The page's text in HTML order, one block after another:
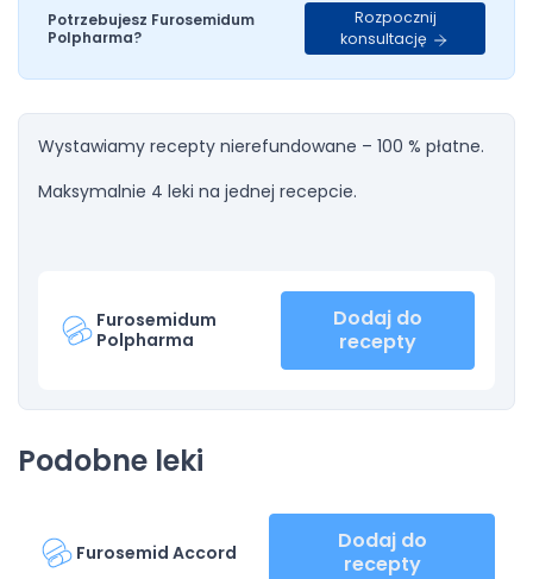
Potrzebujesz Furosemidum
Polpharma?
Rozpocznij
konsultację
Wystawiamy recepty nierefundowane – 100 % płatne.
Maksymalnie 4 leki na jednej recepcie.
Furosemidum
Polpharma
Dodaj do
recepty
Podobne leki
Furosemid Accord
Dodaj do
recepty